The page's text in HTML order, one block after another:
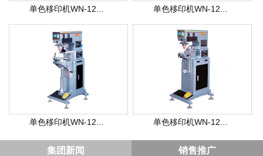
单色移印机WN-12... 单色移印机WN-12...
单色移印机WN-12... 单色移印机WN-12...
集团新闻 销售推广